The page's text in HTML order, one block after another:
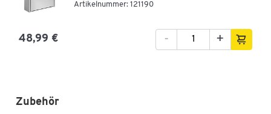
Artikelnummer: 121190
48,99 € +
-
Zubehör